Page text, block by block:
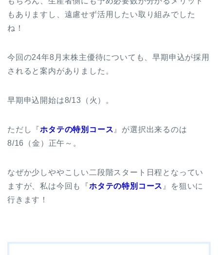
もありますし、遠慮せず活用したい取り組みでした
ね！
今回の24年8月末株主優待についても、早期申込が採用
されると案内がありました。
早期申込開始は8/13（火）。
ただし『ホタテの特別コース 』が選択出来るのは
8/16（金）正午～。
なぜか少しややこしい二段階スタート日程となってい
ますが、私は今回も『ホタテの特別コース 』を狙いに
行きます！